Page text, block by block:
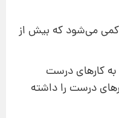
کمی می‌شود که بیش از
به کارهای درست
درست را داشته